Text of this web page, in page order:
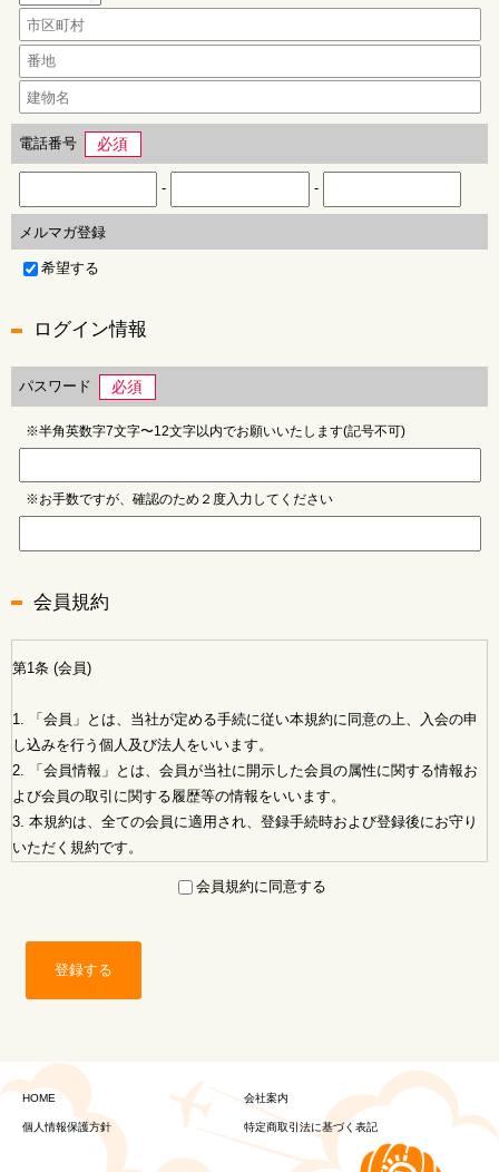
電話番号 必須
- -
メルマガ登録
希望する
ログイン情報
パスワード 必須
※半角英数字7文字〜12文字以内でお願いいたします(記号不可)
※お手数ですが、確認のため２度入力してください
会員規約
第1条 (会員)
1. 「会員」とは、当社が定める手続に従い本規約に同意の上、入会の申
し込みを行う個人及び法人をいいます。
2. 「会員情報」とは、会員が当社に開示した会員の属性に関する情報お
よび会員の取引に関する履歴等の情報をいいます。
3. 本規約は、全ての会員に適用され、登録手続時および登録後にお守り
いただく規約です。
本規約に同意の上、所定の入会申込みをされたお客様は、所定の登録手
続完了後に会員としての資格を有します。会員登録手続は、会員となる
断した方からの会員申込はお断りする場合があります。
2. 会員情報の入力
会員登録手続の際には、入力上の注意をよく読み、所定の入力フォーム
会員規約に同意する
登録する
HOME 会社案内
個人情報保護方針 特定商取引法に基づく表記